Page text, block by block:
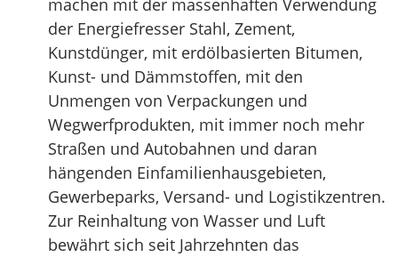
machen mit der massenhaften Verwendung
der Energiefresser Stahl, Zement,
Kunstdünger, mit erdölbasierten Bitumen,
Kunst- und Dämmstoffen, mit den
Unmengen von Verpackungen und
Wegwerfprodukten, mit immer noch mehr
Straßen und Autobahnen und daran
hängenden Einfamilienhausgebieten,
Gewerbeparks, Versand- und Logistikzentren.
Zur Reinhaltung von Wasser und Luft
bewährt sich seit Jahrzehnten das